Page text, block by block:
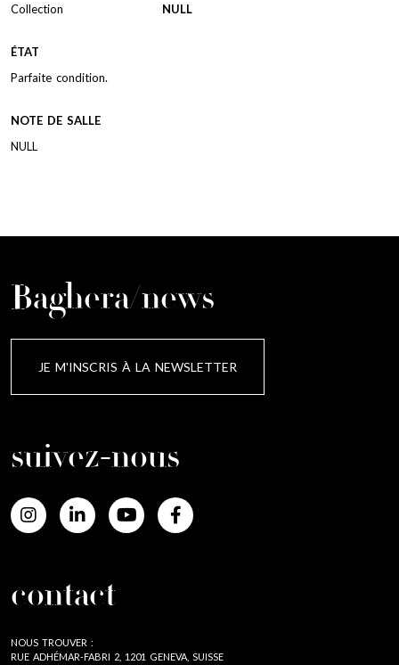
Collection
NULL
ÉTAT
Parfaite condition.
NOTE DE SALLE
NULL
Baghera/news
JE M'INSCRIS À LA NEWSLETTER
suivez-nous
contact
NOUS TROUVER :
RUE ADHÉMAR-FABRI 2, 1201 GENEVA, SUISSE